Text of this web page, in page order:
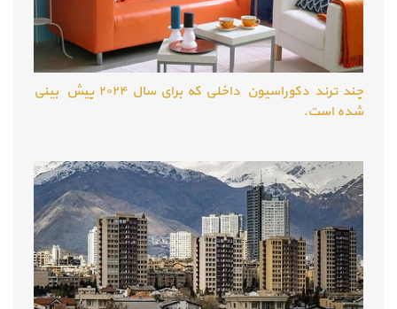
چند ترند دکوراسیون داخلی که برای سال ۲۰۲۴ پیش بینی
شده است.